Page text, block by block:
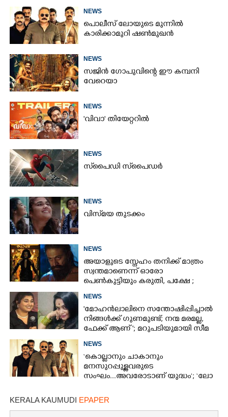
NEWS
പൊലീസ് ലോയുടെ മുന്നിൽ
കാരിക്കാമുറി ഷൺമുഖൻ
NEWS
സജിൻ ഗോപുവിന്റെ ഈ കമ്പനി
വേറെയാ
NEWS
'വിവാ' തിയേറ്ററിൽ
NEWS
സ്‌പൈ‌ഡി സ്‌പൈ‌ഡർ
NEWS
വിസ്‌മയ തുടക്കം
NEWS
അയാളുടെ സ്നേഹം തനിക്ക് മാത്രം
സ്വന്തമാണെന്ന് ഓരോ
പെൺകുട്ടിയും കരുതി,​ പക്ഷേ ;
ആക്ഷനും വയലൻസും നിറച്ച്
ടോക്സിക് ട്രെയിലർ
NEWS
'മോഹൻലാലിനെ സന്തോഷിപ്പിച്ചാൽ
നിങ്ങൾക്ക് ഗുണമുണ്ട്; നന്മ മരമല്ല,
ഫേക്ക് ആണ് '; മറുപടിയുമായി സീമ
ജി നായർ
NEWS
‘കൊല്ലാനും ചാകാനും
മനസുറപ്പുള്ളവരുടെ
സംഘം...അവരോടാണ് യുദ്ധം’; ‘ലോ
KERALA KAUMUDI EPAPER